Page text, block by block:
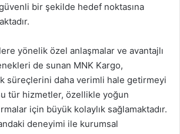
bir şekilde hedef noktasına
yönelik özel anlaşmalar ve avantajlı
de sunan MNK Kargo,
süreçlerini daha verimli hale getirmeyi
tür hizmetler, özellikle yoğun
için büyük kolaylık sağlamaktadır.
deneyimi ile kurumsal